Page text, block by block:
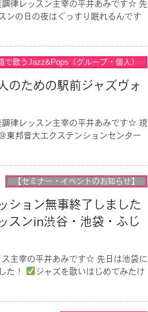
律レッスン主宰の平井あみです☆ 先
ンの日の夜はぐっすり眠れるんです
で歌うJazz&Pops（グループ・個人）
のための駅前ジャズヴォ
律レッスン主宰の平井あみです☆ 現
東邦音大エクステンションセンター
【セミナー・イベントのお知らせ】
ション無事終了しました
スンin渋谷・池袋・ふじ
主宰の平井あみです☆ 先日は池袋に
た！
ジャズを歌いはじめてみたけ